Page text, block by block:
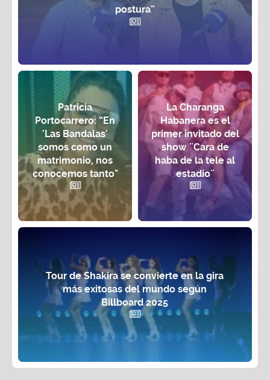
postura”
Patricia
Portocarrero: “En
'Las Bandalas'
somos como un
matrimonio, nos
conocemos tanto"
La Charanga
Habanera es el
primer invitado del
show ¨Cara de
haba de la tele al
estadio¨
Tour de Shakira se convierte en la gira
más exitosas del mundo según
Billboard 2025